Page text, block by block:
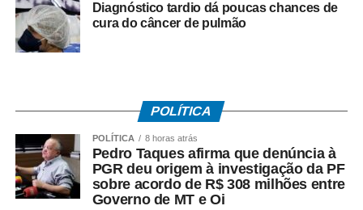
Dois dias depois, no dia 29 de junho, os rodoviários do
município do Rio de Janeiro iniciaram a paralisação. No
dia 2 de julho, suspenderam o movimento, a pedido do
mas não houve acordo.
Entre as principais reivindicações da categoria estão
reajuste salarial, valorização dos pisos remuneratórios,
ampliação do auxílio-alimentação para R$ 1 mil e o
pagamento do intervalo para refeição como hora
Diagnóstico tardio dá poucas chances de
cura do câncer de pulmão
POLÍTICA
POLÍTICA 8 horas atrás
Pedro Taques afirma que denúncia à
PGR deu origem à investigação da PF
sobre acordo de R$ 308 milhões entre
Governo de MT e Oi